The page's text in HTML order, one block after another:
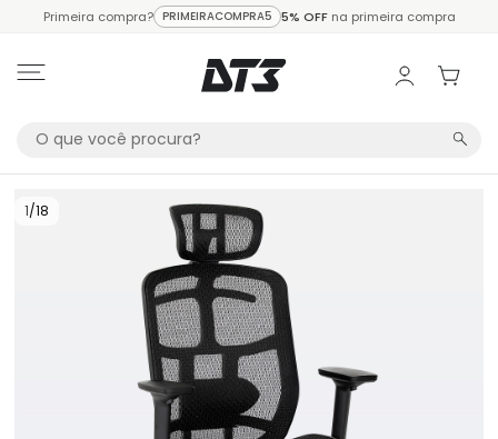
Primeira compra? PRIMEIRACOMPRA5 5% OFFna primeira compra
1/18